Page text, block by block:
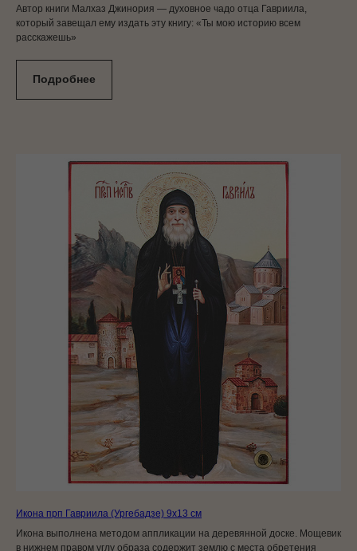
Автор книги Малхаз Джинория — духовное чадо отца Гавриила,
который завещал ему издать эту книгу: «Ты мою историю всем
расскажешь»
Подробнее
Икона прп Гавриила (Ургебадзе) 9x13 см
Икона выполнена методом аппликации на деревянной доске. Мощевик
в нижнем правом углу образа содержит землю с места обретения